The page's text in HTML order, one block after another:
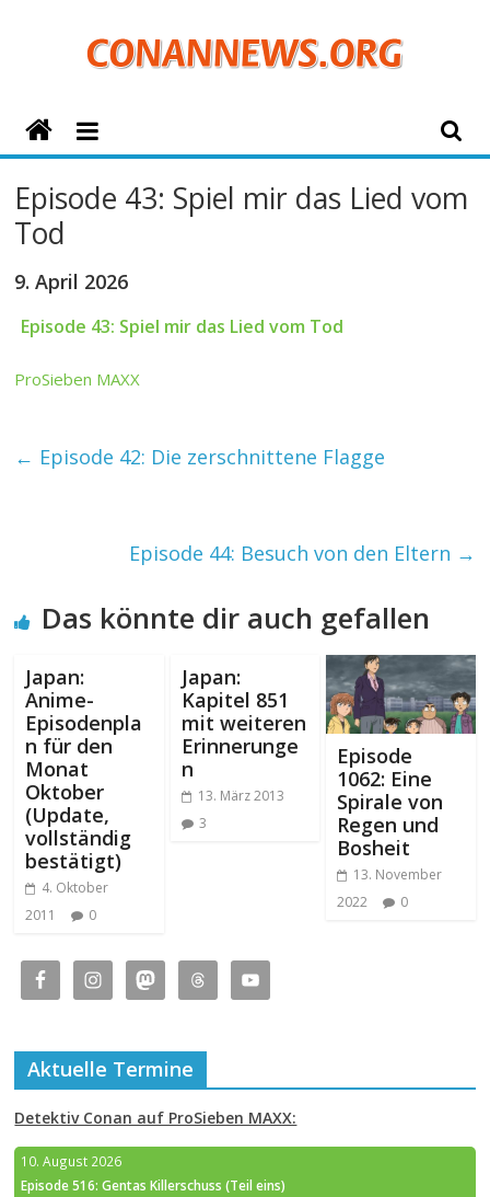
ConanNews.org
Conan
News
Episode 43: Spiel mir das Lied vom
Tod
9. April 2026
Episode 43: Spiel mir das Lied vom Tod
ProSieben MAXX
← Episode 42: Die zerschnittene Flagge
Episode 44: Besuch von den Eltern →
Das könnte dir auch gefallen
Japan:
Anime-
Episodenpla
n für den
Monat
Oktober
(Update,
vollständig
bestätigt)
4. Oktober
2011
0
Japan:
Kapitel 851
mit weiteren
Erinnerunge
n
13. März 2013
3
Episode
1062: Eine
Spirale von
Regen und
Bosheit
13. November
2022
0
Aktuelle Termine
Detektiv Conan auf ProSieben MAXX:
10. August 2026
Episode 516: Gentas Killerschuss (Teil eins)